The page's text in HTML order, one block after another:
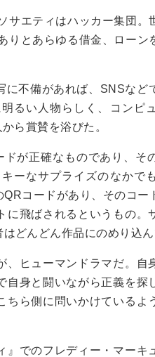
サエティはハッカー集団。
りとあらゆる借金、ローン
不備があれば、SNSなど
るい人物らしく、コンピ
ら賞賛を浴びた。
が正確なものであり、そ
ーなサプライズのなかで
コードがあり、そのコー
飛ばされるというもの。
どんどん作品にのめり込ん
ヒューマンドラマだ。自
身と闘いながら正義を探
ら側に問いかけているよ
でのフレディー・マーキ